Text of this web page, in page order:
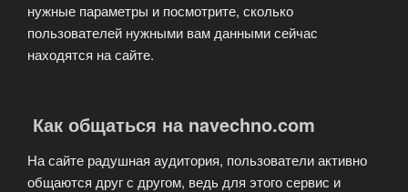
нужные параметры и посмотрите, сколько
пользователей нужными вам данными сейчас
находятся на сайте.
Как общаться на navechno.com
На сайте радушная аудитория, пользователи активно
общаются друг с другом, ведь для этого сервис и